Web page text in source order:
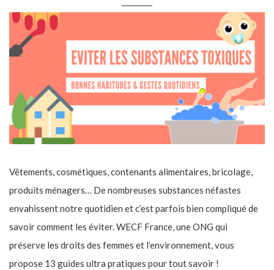
Vêtements, cosmétiques, contenants alimentaires, bricolage,
produits ménagers… De nombreuses substances néfastes
envahissent notre quotidien et c’est parfois bien compliqué de
savoir comment les éviter. WECF France, une ONG qui
préserve les droits des femmes et l’environnement, vous
propose 13 guides ultra pratiques pour tout savoir !